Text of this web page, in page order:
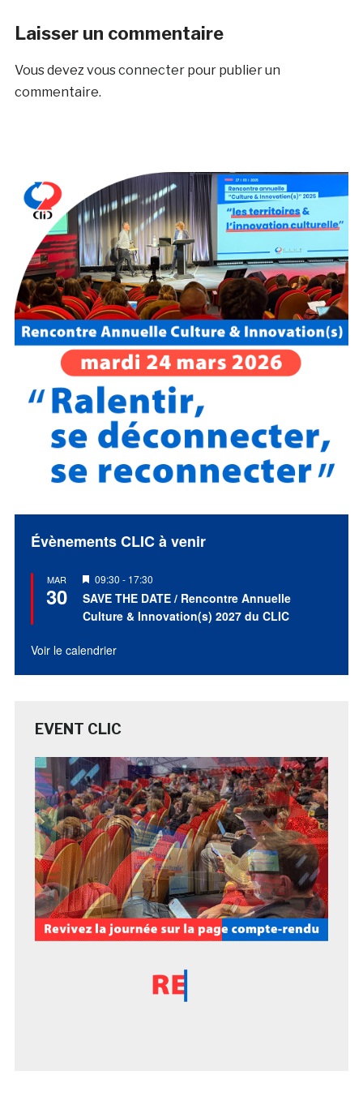
Laisser un commentaire
Vous devezvous connecterpour publier un
commentaire.
Évènements CLIC à venir
MAR
30
Mis
en
avant
09:30 - 17:30
SAVE THE DATE / Rencontre Annuelle
Culture & Innovation(s) 2027 du CLIC
Voir le calendrier
EVENT CLIC